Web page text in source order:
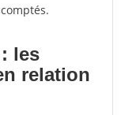
les
relation